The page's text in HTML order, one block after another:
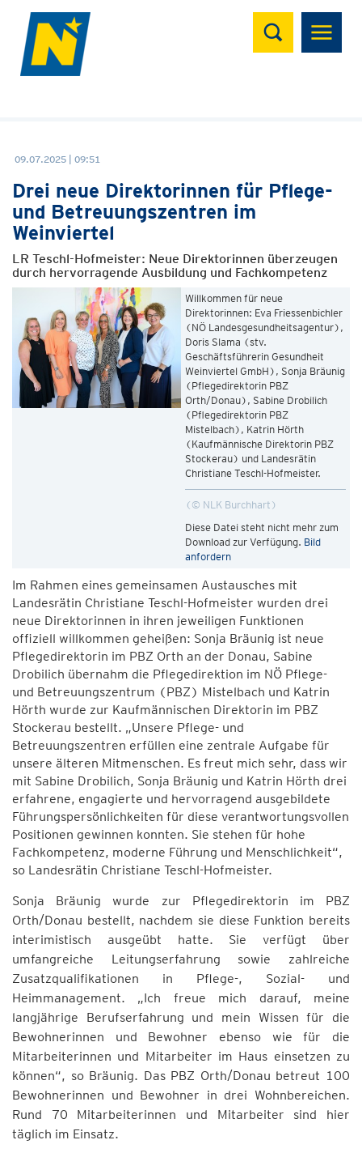
Suchen
09.07.2025 | 09:51
Drei neue Direktorinnen für Pflege-
und Betreuungszentren im
Weinviertel
LR Teschl-Hofmeister: Neue Direktorinnen überzeugen
durch hervorragende Ausbildung und Fachkompetenz
Willkommen für neue
Direktorinnen: Eva Friessenbichler
(NÖ Landesgesundheitsagentur),
Doris Slama (stv.
Geschäftsführerin Gesundheit
Weinviertel GmbH), Sonja Bräunig
(Pflegedirektorin PBZ
Orth/Donau), Sabine Drobilich
(Pflegedirektorin PBZ
Mistelbach), Katrin Hörth
(Kaufmännische Direktorin PBZ
Stockerau) und Landesrätin
Christiane Teschl-Hofmeister.
© NLK Burchhart
Diese Datei steht nicht mehr zum
Download zur Verfügung. Bild
anfordern
Im Rahmen eines gemeinsamen Austausches mit
Landesrätin Christiane Teschl-Hofmeister wurden drei
neue Direktorinnen in ihren jeweiligen Funktionen
offiziell willkommen geheißen: Sonja Bräunig ist neue
Pflegedirektorin im PBZ Orth an der Donau, Sabine
Drobilich übernahm die Pflegedirektion im NÖ Pflege-
und Betreuungszentrum (PBZ) Mistelbach und Katrin
Hörth wurde zur Kaufmännischen Direktorin im PBZ
Stockerau bestellt. „Unsere Pflege- und
Betreuungszentren erfüllen eine zentrale Aufgabe für
unsere älteren Mitmenschen. Es freut mich sehr, dass wir
mit Sabine Drobilich, Sonja Bräunig und Katrin Hörth drei
erfahrene, engagierte und hervorragend ausgebildete
Führungspersönlichkeiten für diese verantwortungsvollen
Positionen gewinnen konnten. Sie stehen für hohe
Fachkompetenz, moderne Führung und Menschlichkeit“,
so Landesrätin Christiane Teschl-Hofmeister.
Sonja Bräunig wurde zur Pflegedirektorin im PBZ
Orth/Donau bestellt, nachdem sie diese Funktion bereits
interimistisch ausgeübt hatte. Sie verfügt über
umfangreiche Leitungserfahrung sowie zahlreiche
Zusatzqualifikationen in Pflege-, Sozial- und
Heimmanagement. „Ich freue mich darauf, meine
langjährige Berufserfahrung und mein Wissen für die
Bewohnerinnen und Bewohner ebenso wie für die
Mitarbeiterinnen und Mitarbeiter im Haus einsetzen zu
können“, so Bräunig. Das PBZ Orth/Donau betreut 100
Bewohnerinnen und Bewohner in drei Wohnbereichen.
Rund 70 Mitarbeiterinnen und Mitarbeiter sind hier
täglich im Einsatz.